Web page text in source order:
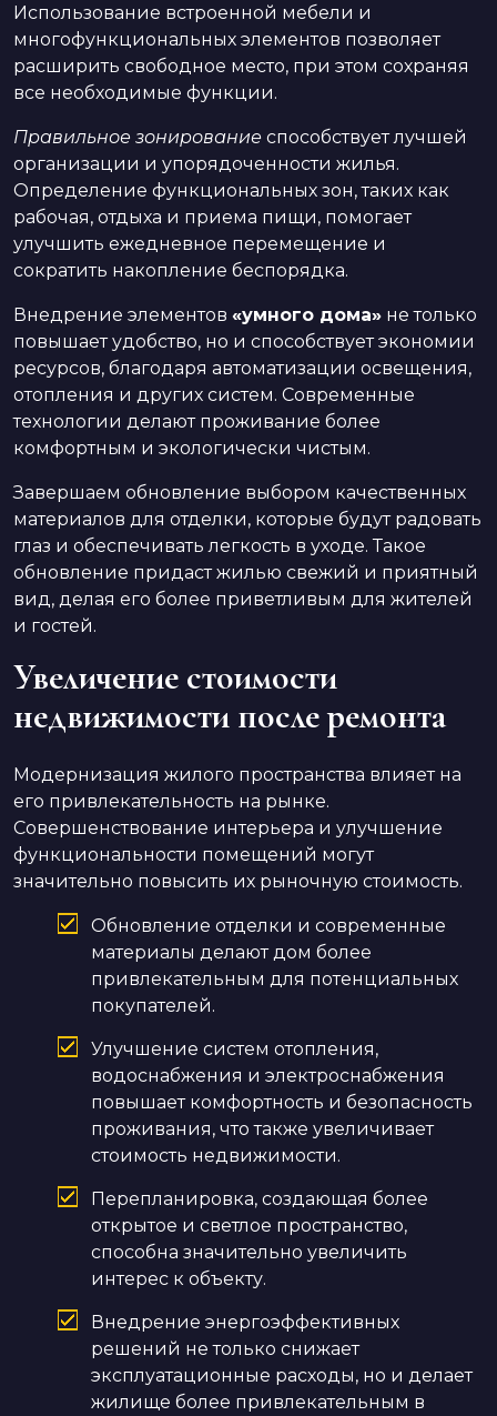
Использование встроенной мебели и
многофункциональных элементов позволяет
расширить свободное место, при этом сохраняя
все необходимые функции.
Правильное зонирование способствует лучшей
организации и упорядоченности жилья.
Определение функциональных зон, таких как
рабочая, отдыха и приема пищи, помогает
улучшить ежедневное перемещение и
сократить накопление беспорядка.
Внедрение элементов «умного дома» не только
повышает удобство, но и способствует экономии
ресурсов, благодаря автоматизации освещения,
отопления и других систем. Современные
технологии делают проживание более
комфортным и экологически чистым.
Завершаем обновление выбором качественных
материалов для отделки, которые будут радовать
глаз и обеспечивать легкость в уходе. Такое
обновление придаст жилью свежий и приятный
вид, делая его более приветливым для жителей
и гостей.
Увеличение стоимости
недвижимости после ремонта
Модернизация жилого пространства влияет на
его привлекательность на рынке.
Совершенствование интерьера и улучшение
функциональности помещений могут
значительно повысить их рыночную стоимость.
Обновление отделки и современные
материалы делают дом более
привлекательным для потенциальных
покупателей.
Улучшение систем отопления,
водоснабжения и электроснабжения
повышает комфортность и безопасность
проживания, что также увеличивает
стоимость недвижимости.
Перепланировка, создающая более
открытое и светлое пространство,
способна значительно увеличить
интерес к объекту.
Внедрение энергоэффективных
решений не только снижает
эксплуатационные расходы, но и делает
жилище более привлекательным в